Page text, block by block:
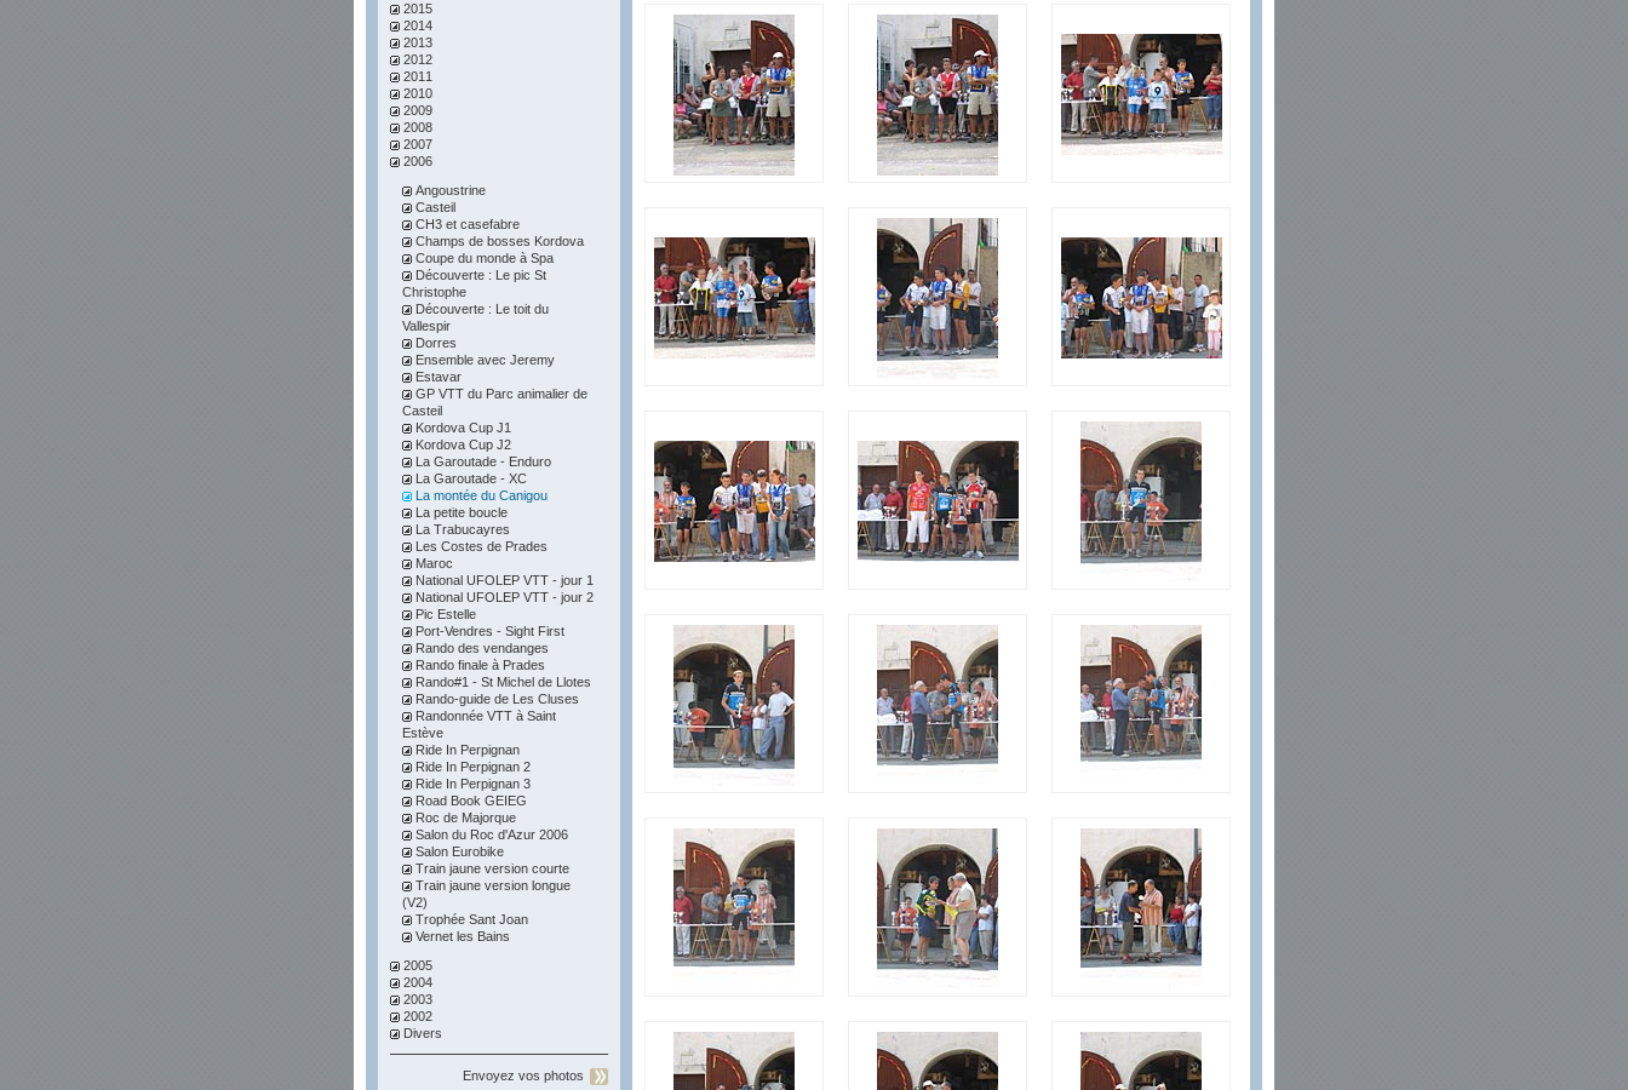
2015
2014
2013
2012
2011
2010
2009
2008
2007
2006
Angoustrine
Casteil
CH3 et casefabre
Champs de bosses Kordova
Coupe du monde à Spa
Découverte : Le pic St
Christophe
Découverte : Le toit du
Vallespir
Dorres
Ensemble avec Jeremy
Estavar
GP VTT du Parc animalier de
Casteil
Kordova Cup J1
Kordova Cup J2
La Garoutade - Enduro
La Garoutade - XC
La montée du Canigou
La petite boucle
La Trabucayres
Les Costes de Prades
Maroc
National UFOLEP VTT - jour 1
National UFOLEP VTT - jour 2
Pic Estelle
Port-Vendres - Sight First
Rando des vendanges
Rando finale à Prades
Rando#1 - St Michel de Llotes
Rando-guide de Les Cluses
Randonnée VTT à Saint
Estève
Ride In Perpignan
Ride In Perpignan 2
Ride In Perpignan 3
Road Book GEIEG
Roc de Majorque
Salon du Roc d'Azur 2006
Salon Eurobike
Train jaune version courte
Train jaune version longue
(V2)
Trophée Sant Joan
Vernet les Bains
2005
2004
2003
2002
Divers
Envoyez vos photos